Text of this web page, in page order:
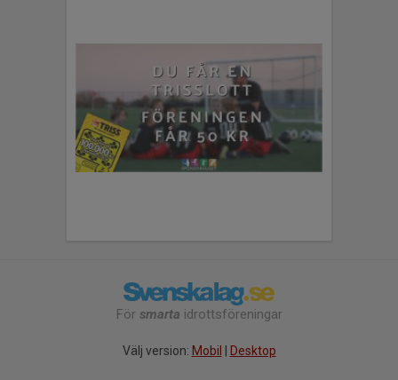
För smarta idrottsföreningar
Välj version: Mobil Desktop